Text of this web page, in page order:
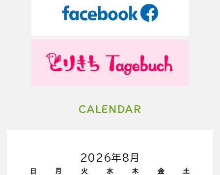
CALENDAR
2026年8月
日 月 火 水 木 金 土